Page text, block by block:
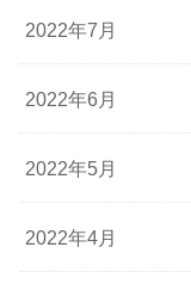
2022年7月
2022年6月
2022年5月
2022年4月